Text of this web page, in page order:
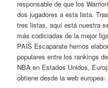
responsable de que los
dos jugadores a esta lista.
tres listas, aquí está nuestra
más codiciadas de la mejor
PAIS Escaparate hemos
populares entre los rankings
NBA en Estados Unidos,
obtiene desde la web europea-.